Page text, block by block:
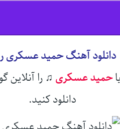
دانلود آهنگ حمید عسکری
حمید عسکری ♫ را
دانلود کنید.